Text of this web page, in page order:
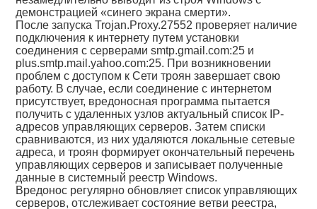
демонстрацией «синего экрана смерти».
После запуска Trojan.Proxy.27552 проверяет наличие
подключения к интернету путем установки
соединения с серверами smtp.gmail.com:25 и
plus.smtp.mail.yahoo.com:25. При возникновении
проблем с доступом к Сети троян завершает свою
работу. В случае, если соединение с интернетом
присутствует, вредоносная программа пытается
получить с удаленных узлов актуальный список IP-
адресов управляющих серверов. Затем списки
сравниваются, из них удаляются локальные сетевые
адреса, и троян формирует окончательный перечень
управляющих серверов и записывает полученные
данные в системный реестр Windows.
Вредонос регулярно обновляет список управляющих
серверов, отслеживает состояние ветви реестра,